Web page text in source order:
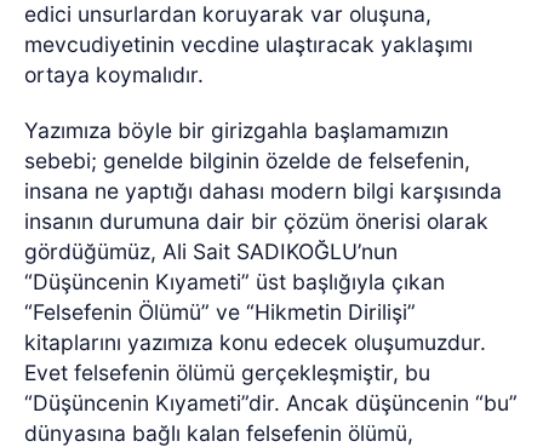
edici unsurlardan koruyarak var oluşuna,
mevcudiyetinin vecdine ulaştıracak yaklaşımı
ortaya koymalıdır.
Yazımıza böyle bir girizgahla başlamamızın
sebebi; genelde bilginin özelde de felsefenin,
insana ne yaptığı dahası modern bilgi karşısında
insanın durumuna dair bir çözüm önerisi olarak
gördüğümüz, Ali Sait SADIKOĞLU’nun
“Düşüncenin Kıyameti” üst başlığıyla çıkan
“Felsefenin Ölümü” ve “Hikmetin Dirilişi”
kitaplarını yazımıza konu edecek oluşumuzdur.
Evet felsefenin ölümü gerçekleşmiştir, bu
“Düşüncenin Kıyameti”dir. Ancak düşüncenin “bu”
dünyasına bağlı kalan felsefenin ölümü,